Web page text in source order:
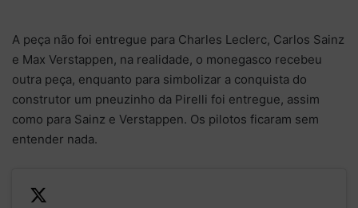
A peça não foi entregue para Charles Leclerc, Carlos Sainz
e Max Verstappen, na realidade, o monegasco recebeu
outra peça, enquanto para simbolizar a conquista do
construtor um pneuzinho da Pirelli foi entregue, assim
como para Sainz e Verstappen. Os pilotos ficaram sem
entender nada.